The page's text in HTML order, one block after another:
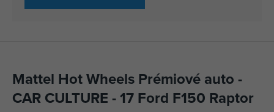
Mattel Hot Wheels Prémiové auto -
CAR CULTURE - 17 Ford F150 Raptor